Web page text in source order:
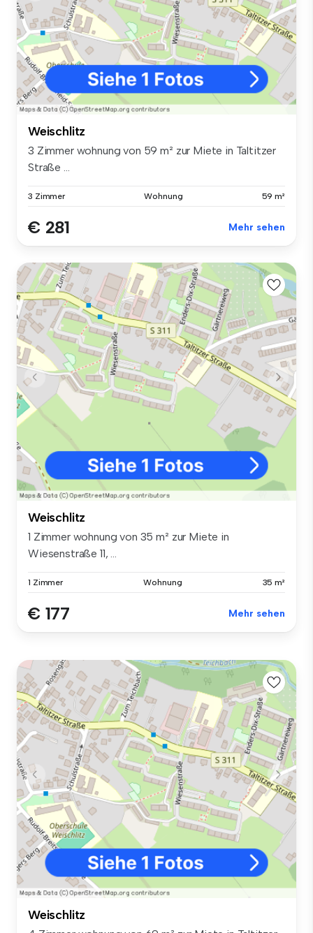
Weischlitz
3 Zimmer wohnung von 59 m² zur Miete in Taltitzer
Straße ...
3 Zimmer Wohnung 59 m²
€ 281 Mehr sehen
Weischlitz
1 Zimmer wohnung von 35 m² zur Miete in
Wiesenstraße 11, ...
1 Zimmer Wohnung 35 m²
€ 177 Mehr sehen
Weischlitz